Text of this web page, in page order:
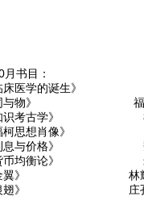
书目：
临床医学的诞生》
词与物》 福
知识考古学》
福柯思想肖像》
利息与价格》 魏
货币均衡论》 米
金翼》 林耀
银翅》 庄孔